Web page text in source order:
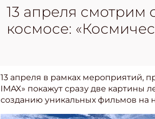
13 апреля смотрим
космосе:
13 апреля в рамках мероприятий,
IMAX» покажут сразу две картины
созданию уникальных фильмов на